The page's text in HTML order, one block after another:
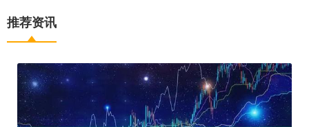
推荐资讯